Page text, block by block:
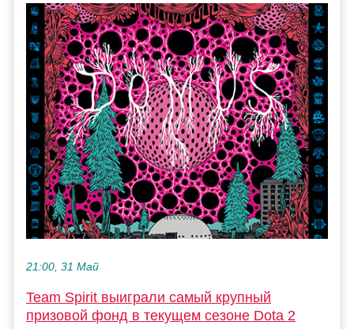
21:00, 31 Май
Team Spirit выиграли самый крупный
призовой фонд в текущем сезоне Dota 2